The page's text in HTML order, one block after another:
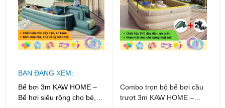
Thiết kế 2 cửa xả nước: Xả nước nhanh chóng,
sạch sẽ, tiết kiệm thời gian vệ sinh.
BẠN ĐANG XEM:
Bể bơi 3m KAW HOME –
Bể hơi siêu rộng cho bé,
Combo trọn bộ bể bơi cầu
trượt 3m KAW HOME –